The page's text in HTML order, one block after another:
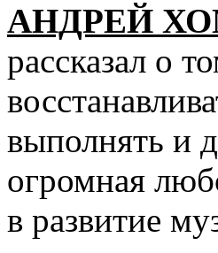
АНДРЕЙ
рассказал о
выполнять и
огромная
в развитие